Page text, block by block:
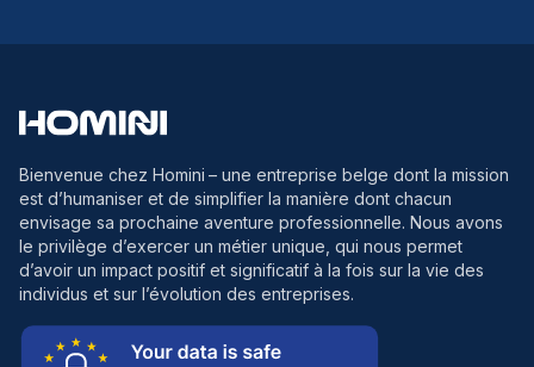
Bienvenue chez Homini – une entreprise belge dont la mission
est d’humaniser et de simplifier la manière dont chacun
envisage sa prochaine aventure professionnelle. Nous avons
le privilège d’exercer un métier unique, qui nous permet
d’avoir un impact positif et significatif à la fois sur la vie des
individus et sur l’évolution des entreprises.